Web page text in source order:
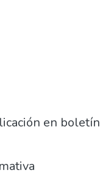
en boletín